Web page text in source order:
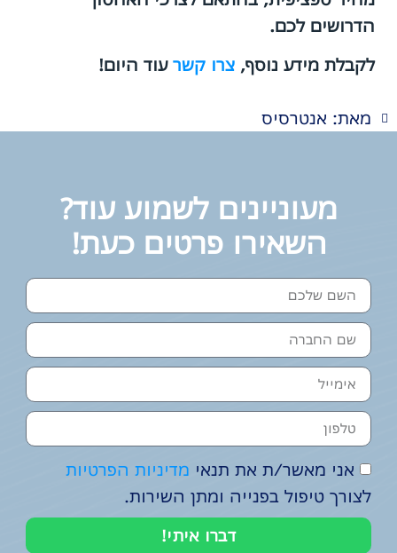
הדרושים לכם.
לקבלת מידע נוסף, צרו קשר עוד היום!
מאת: אנטרסיס
מעוניינים לשמוע עוד?
השאירו פרטים כעת!
אני מאשר/ת את תנאי מדיניות הפרטיות
לצורך טיפול בפנייה ומתן השירות.
דברו איתי!